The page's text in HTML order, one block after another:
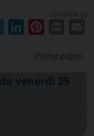
condividi su
TelegramLinkedIn
Primo piano
venerdì 25